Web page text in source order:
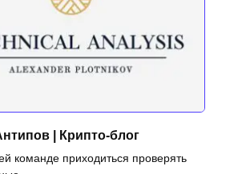
| Крипто-блог
команде приходиться проверять